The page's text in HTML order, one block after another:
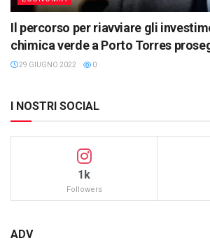
Il percorso per riavviare gli
chimica verde a Porto Torres
29 GIUGNO 2022 0
I NOSTRI SOCIAL
1k
Followers
ADV